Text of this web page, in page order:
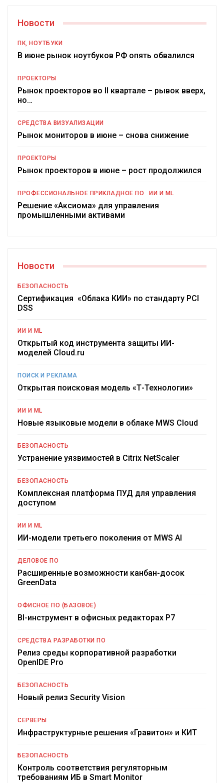
Новости
ПК, НОУТБУКИ
В июне рынок ноутбуков РФ опять обвалился
ПРОЕКТОРЫ
Рынок проекторов во II квартале – рывок вверх,
но…
СРЕДСТВА ВИЗУАЛИЗАЦИИ
Рынок мониторов в июне – снова снижение
ПРОЕКТОРЫ
Рынок проекторов в июне – рост продолжился
ПРОФЕССИОНАЛЬНОЕ ПРИКЛАДНОЕ ПО ИИ И ML
Решение «Аксиома» для управления
промышленными активами
Новости
БЕЗОПАСНОСТЬ
Сертификация «Облака КИИ» по стандарту PCI
DSS
ИИ И ML
Открытый код инструмента защиты ИИ-
моделей Cloud.ru
ПОИСК И РЕКЛАМА
Открытая поисковая модель «Т-Технологии»
ИИ И ML
Новые языковые модели в облаке MWS Cloud
БЕЗОПАСНОСТЬ
Устранение уязвимостей в Citrix NetScaler
БЕЗОПАСНОСТЬ
Комплексная платформа ПУД для управления
доступом
ИИ И ML
ИИ-модели третьего поколения от MWS AI
ДЕЛОВОЕ ПО
Расширенные возможности канбан-досок
GreenData
ОФИСНОЕ ПО (БАЗОВОЕ)
BI-инструмент в офисных редакторах Р7
СРЕДСТВА РАЗРАБОТКИ ПО
Релиз среды корпоративной разработки
OpenIDE Pro
БЕЗОПАСНОСТЬ
Новый релиз Security Vision
СЕРВЕРЫ
Инфраструктурные решения «Гравитон» и КИТ
БЕЗОПАСНОСТЬ
Контроль соответствия регуляторным
требованиям ИБ в Smart Monitor